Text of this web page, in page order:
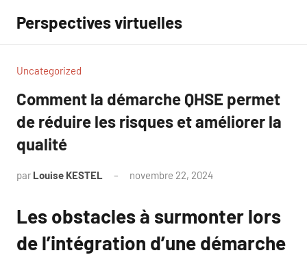
contenu
Perspectives virtuelles
Uncategorized
Comment la démarche QHSE permet
de réduire les risques et améliorer la
qualité
par Louise KESTEL novembre 22, 2024
Les obstacles à surmonter lors
de l’intégration d’une démarche